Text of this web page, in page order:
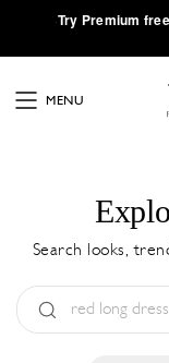
·Try Premium
MENU
Search looks,